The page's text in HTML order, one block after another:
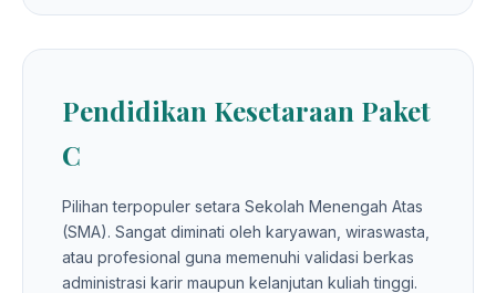
Pendidikan Kesetaraan Paket
C
Pilihan terpopuler setara Sekolah Menengah Atas
(SMA). Sangat diminati oleh karyawan, wiraswasta,
atau profesional guna memenuhi validasi berkas
administrasi karir maupun kelanjutan kuliah tinggi.